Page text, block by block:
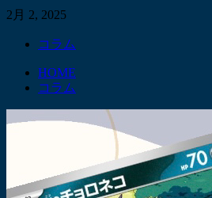
2月 2, 2025
コラム
HOME
コラム